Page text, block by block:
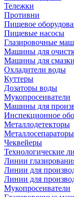
Тележки
Противни
Пищевое
Пищевые насосы
Глазировочные
Машины для
Машины для
Охладители воды
Куттеры
Дозаторы воды
Мукопросеиватели
Машины для
Инспекционное
Металлодетекторы
Металлосепараторы
Чеквейеры
Технологические
Линии
Линии для
Линии для
Мукопросеиватели